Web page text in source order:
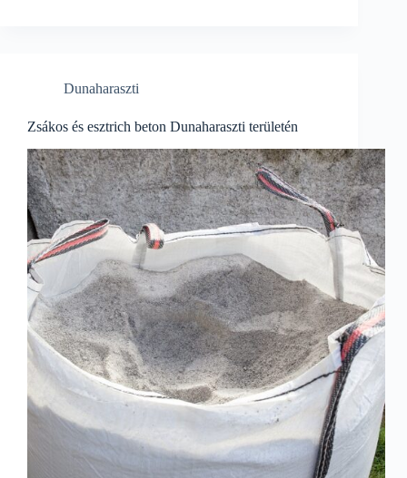
Dunaharaszti
Zsákos és esztrich beton Dunaharaszti területén